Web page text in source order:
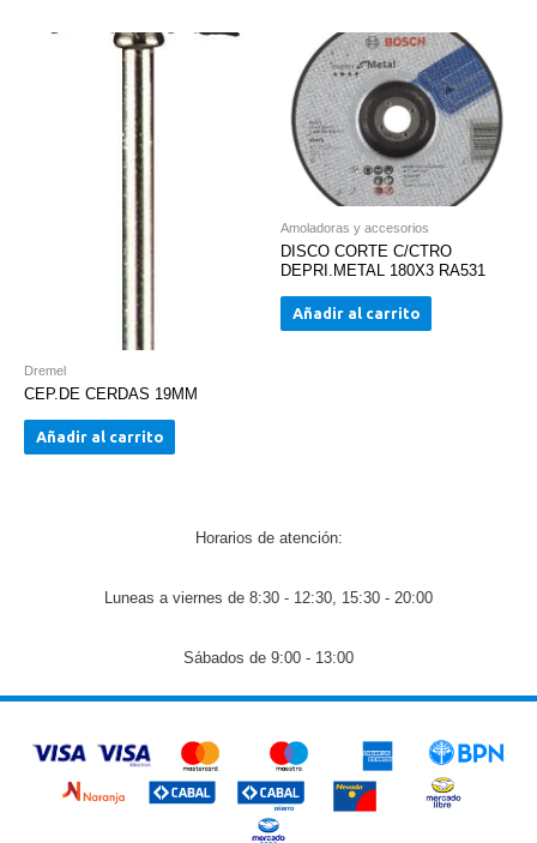
Dremel
CEP.DE CERDAS 19MM
Añadir al carrito
Amoladoras y accesorios
DISCO CORTE C/CTRO
DEPRI.METAL 180X3 RA531
Añadir al carrito
Horarios de atención:
Luneas a viernes de 8:30 - 12:30, 15:30 - 20:00
Sábados de 9:00 - 13:00